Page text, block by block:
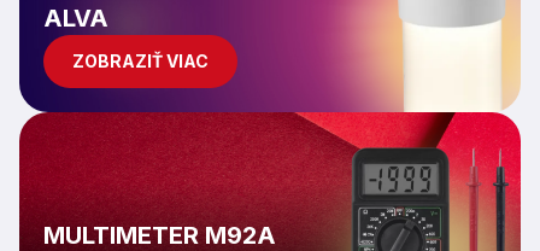
y
v
ý
p
i
s
ALVA
ZOBRAZIŤ VIAC
MULTIMETER M92A